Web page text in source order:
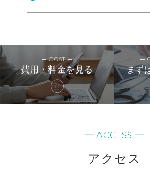
私は泌尿器科医として10
様に合った適切な提案が
ますし、当院では通常の
違い、スタッフも全て男
軽にご相談下さい。また
ことはございませんのでご
未成年の方用の同
ろん当院ではその様な事
たら拒否できる人はいま
師として許せません。
らっしゃいます。しかし飲
止）、シャワー（1日間禁止
間禁止）、マスターベーシ
らく控えて頂きます。
A 再発しやすい性病もご
の方が再発します。3ヵ月
多いので、治療後3ヵ月程
ら再発していなければ完
意事項に関しても診察でし
明させて頂きますのでご安
COST
費用・料金を見る まず
ACCESS
アクセス